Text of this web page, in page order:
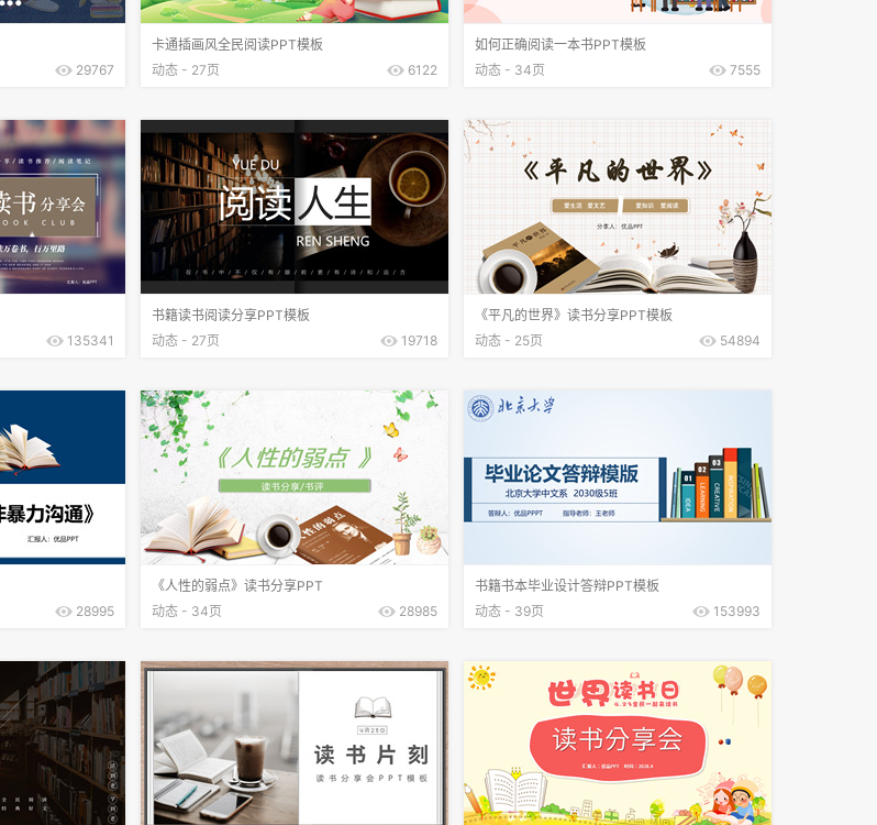
29767
卡通插画风全民阅读PPT模板
动态 - 27页
6122
如何正确阅读一本书PPT模板
动态 - 34页
7555
135341
书籍读书阅读分享PPT模板
动态 - 27页
19718
《平凡的世界》读书分享PPT模板
动态 - 25页
54894
28995
《人性的弱点》读书分享PPT
动态 - 34页
28985
书籍书本毕业设计答辩PPT模板
动态 - 39页
153993